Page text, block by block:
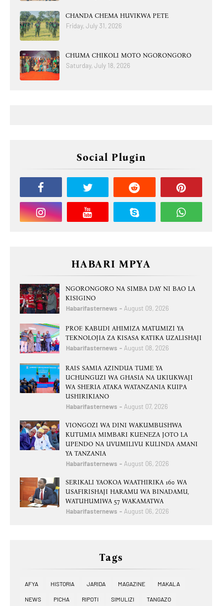
CHANDA CHEMA HUVIKWA PETE
Friday, July 31, 2026
CHUMA CHIKOLI MOTO NGORONGORO
Saturday, July 18, 2026
Social Plugin
HABARI MPYA
NGORONGORO NA SIMBA DAY NI BAO LA
KISIGINO
Habarifasternews August 09, 2026
PROF. KABUDI AHIMIZA MATUMIZI YA
TEKNOLOJIA ZA KISASA KATIKA UZALISHAJI
Habarifasternews August 08, 2026
RAIS SAMIA AZINDUA TUME YA
UCHUNGUZI WA GHASIA NA UKIUKWAJI
WA SHERIA ATAKA WATANZANIA KUIPA
USHIRIKIANO
Habarifasternews August 07, 2026
VIONGOZI WA DINI WAKUMBUSHWA
KUTUMIA MIMBARI KUENEZA JOTO LA
UPENDO NA UVUMILIVU KULINDA AMANI
YA TANZANIA
Habarifasternews August 06, 2026
SERIKALI YAOKOA WAATHIRIKA 160 WA
USAFIRISHAJI HARAMU WA BINADAMU,
WATUHUMIWA 57 WAKAMATWA
Habarifasternews August 06, 2026
Tags
AFYA HISTORIA JARIDA MAGAZINE MAKALA
NEWS PICHA RIPOTI SIMULIZI TANGAZO